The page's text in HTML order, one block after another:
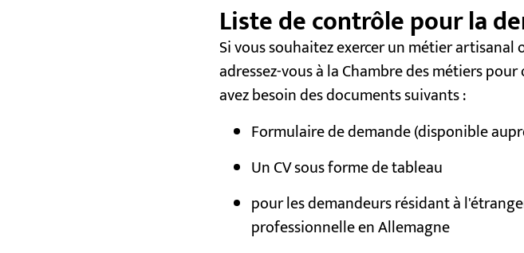
Liste de contrôle pour la
Si vous souhaitez exercer un métier
adressez-vous à la Chambre des métiers
avez besoin des documents suivants :
Formulaire de demande (disponible
Un CV sous forme de tableau
pour les demandeurs résidant à
professionnelle en Allemagne